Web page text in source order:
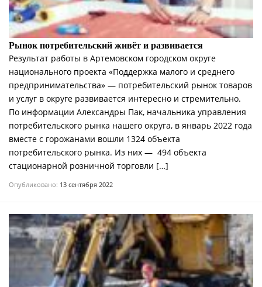
Рынок потребительский живёт и развивается
Результат работы в Артемовском городском округе
национального проекта «Поддержка малого и среднего
предпринимательства» — потребительский рынок товаров
и услуг в округе развивается интересно и стремительно.
По информации Александры Пак, начальника управления
потребительского рынка нашего округа, в январь 2022 года
вместе с горожанами вошли 1324 объекта
потребительского рынка. Из них — 494 объекта
стационарной розничной торговли […]
Опубликовано: 13 сентября 2022